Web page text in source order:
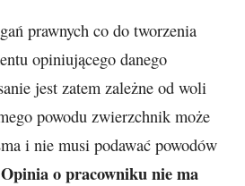
prawnych co do tworzenia
opiniującego danego
jest zatem zależne od woli
powodu zwierzchnik może
i nie musi podawać powodów
Opinia o pracowniku nie ma